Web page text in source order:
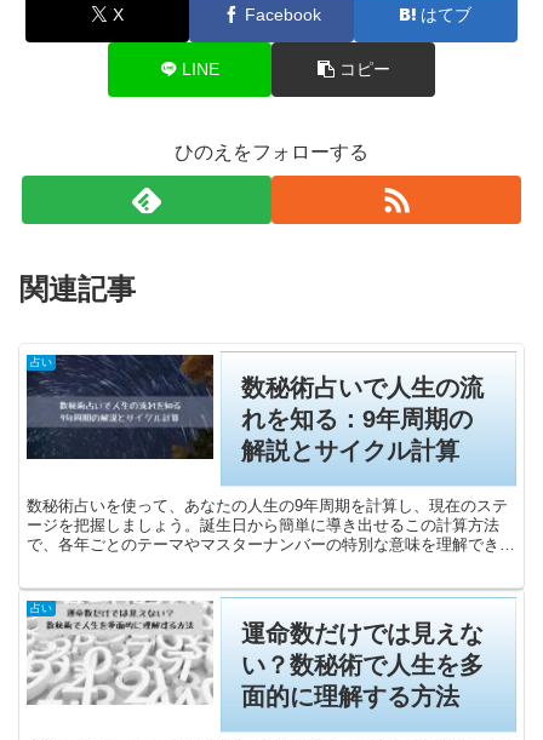
X Facebook はてブ
LINE コピー
ひのえをフォローする
関連記事
占い
数秘術占いで人生の流
れを知る：9年周期の
解説とサイクル計算
数秘術占いを使って、あなたの人生の9年周期を計算し、現在のステ
ージを把握しましょう。誕生日から簡単に導き出せるこの計算方法
で、各年ごとのテーマやマスターナンバーの特別な意味を理解できま
用して、人生の流れを把握し、より豊かな未来を築くための道筋を見
つけましょう。
占い
運命数だけでは見えな
い？数秘術で人生を多
面的に理解する方法